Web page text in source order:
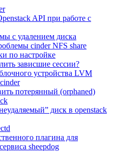
API при работе с
с удалением диска
cinder NFS share
по настройке
зависшие сессии?
устройства LVM
потерянный (orphaned)
диск в openstack
плагина для
sheepdog